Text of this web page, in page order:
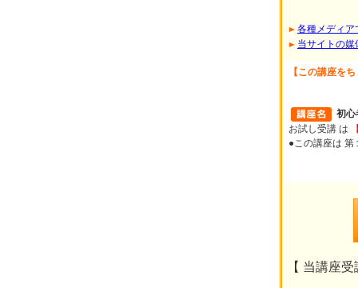
各種メディア
当サイトの媒
【この講座を
初心
お試し受講 は
●この講座は 第
【 当講座